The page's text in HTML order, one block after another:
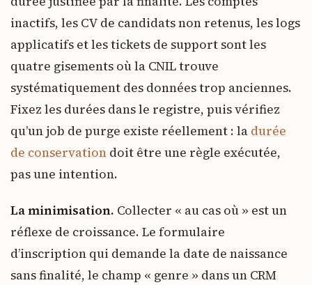
inactifs, les CV de candidats non retenus, les logs
applicatifs et les tickets de support sont les
quatre gisements où la CNIL trouve
systématiquement des données trop anciennes.
Fixez les durées dans le registre, puis vérifiez
qu’un job de purge existe réellement : la durée
de conservation doit être une règle exécutée,
pas une intention.
La minimisation. Collecter « au cas où » est un
réflexe de croissance. Le formulaire
d’inscription qui demande la date de naissance
sans finalité, le champ « genre » dans un CRM